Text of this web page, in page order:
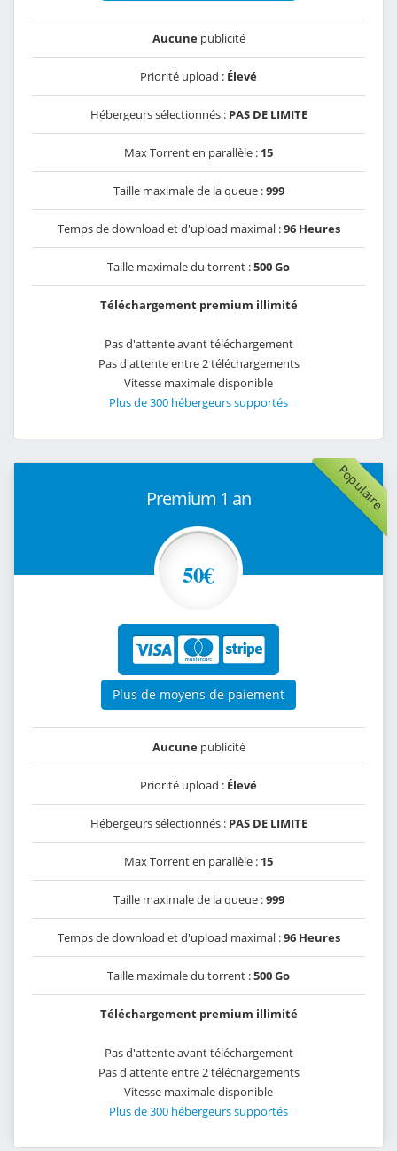
Aucunepublicité
Priorité upload : Élevé
Hébergeurs sélectionnés : PAS DE LIMITE
Max Torrent en parallèle : 15
Taille maximale de la queue :999
Temps de download et d'upload maximal :96 Heures
Taille maximale du torrent :500 Go
Téléchargement premium illimité
Pas d'attente avant téléchargement
Pas d'attente entre 2 téléchargements
Vitesse maximale disponible
Plus de 300 hébergeurs supportés
Populaire
Premium 1 an
50€
Plus de moyens de paiement
Aucunepublicité
Priorité upload : Élevé
Hébergeurs sélectionnés : PAS DE LIMITE
Max Torrent en parallèle : 15
Taille maximale de la queue :999
Temps de download et d'upload maximal :96 Heures
Taille maximale du torrent :500 Go
Téléchargement premium illimité
Pas d'attente avant téléchargement
Pas d'attente entre 2 téléchargements
Vitesse maximale disponible
Plus de 300 hébergeurs supportés